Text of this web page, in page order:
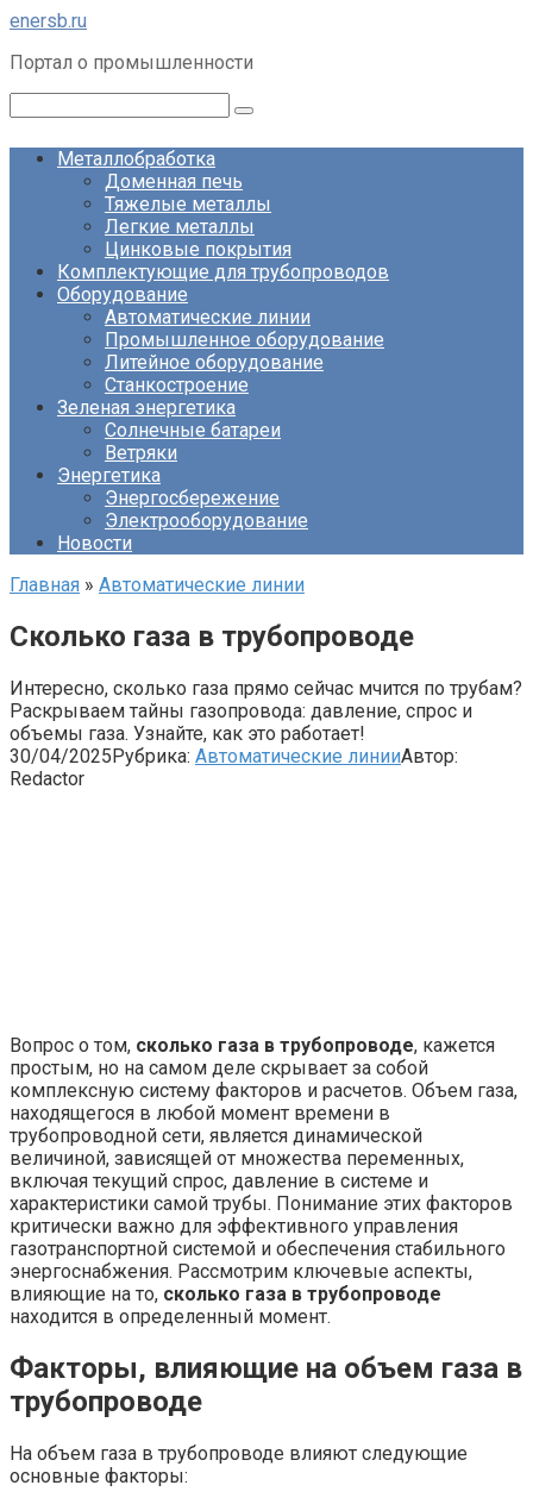
Перейти
контенту
enersb.ru
Портал о промышленности
Металлобработка
Доменная печь
Тяжелые металлы
Легкие металлы
Цинковые покрытия
Комплектующие для трубопроводов
Оборудование
Автоматические линии
Промышленное оборудование
Литейное оборудование
Станкостроение
Зеленая энергетика
Солнечные батареи
Ветряки
Энергетика
Энергосбережение
Электрооборудование
Новости
Главная » Автоматические линии
Сколько газа в трубопроводе
Интересно, сколько газа прямо сейчас мчится по трубам?
Раскрываем тайны газопровода: давление, спрос и
объемы газа. Узнайте, как это работает!
30/04/2025Рубрика: Автоматические линииАвтор:
Redactor
Вопрос о том, сколько газа в трубопроводе, кажется
простым, но на самом деле скрывает за собой
комплексную систему факторов и расчетов. Объем газа,
находящегося в любой момент времени в
трубопроводной сети, является динамической
величиной, зависящей от множества переменных,
включая текущий спрос, давление в системе и
характеристики самой трубы. Понимание этих факторов
критически важно для эффективного управления
газотранспортной системой и обеспечения стабильного
энергоснабжения. Рассмотрим ключевые аспекты,
влияющие на то, сколько газа в трубопроводе
находится в определенный момент.
Факторы, влияющие на объем газа в
трубопроводе
На объем газа в трубопроводе влияют следующие
основные факторы: